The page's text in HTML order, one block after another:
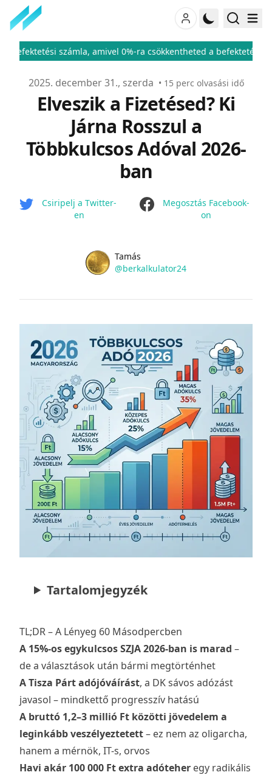
0%-ra csökkentheted a befektetési adód ♦ ÁFA kulcsok
Publikálva
2025. december 31., szerda • 15 perc olvasási idő
Elveszik a Fizetésed? Ki
Járna Rosszul a
Többkulcsos Adóval 2026-
ban
Csiripelj a Twitter-
en
facebook
Megosztás Facebook-
on
Name
Tamás
Twitter
@berkalkulator24
Tartalomjegyzék
TL;DR – A Lényeg 60 Másodpercben
A 15%-os egykulcsos SZJA 2026-ban is marad –
de a választások után bármi megtörténhet
A Tisza Párt adójóváírást, a DK sávos adózást
javasol – mindkettő progresszív hatású
A bruttó 1,2–3 millió Ft közötti jövedelem a
leginkább veszélyeztetett– ez nem az oligarcha,
hanem a mérnök, IT-s, orvos
Havi akár 100 000 Ft extra adóteher egy radikális